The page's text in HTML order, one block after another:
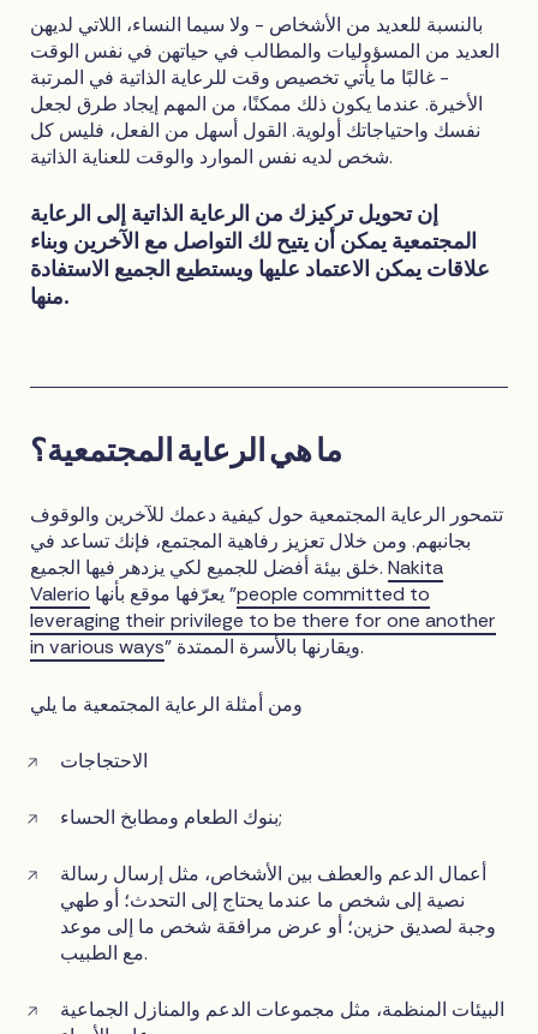
بالنسبة للعديد من الأشخاص - ولا سيما النساء، اللاتي لديهن
العديد من المسؤوليات والمطالب في حياتهن في نفس الوقت
- غالبًا ما يأتي تخصيص وقت للرعاية الذاتية في المرتبة
الأخيرة. عندما يكون ذلك ممكنًا، من المهم إيجاد طرق لجعل
نفسك واحتياجاتك أولوية. القول أسهل من الفعل، فليس كل
شخص لديه نفس الموارد والوقت للعناية الذاتية.
إن تحويل تركيزك من الرعاية الذاتية إلى الرعاية
المجتمعية يمكن أن يتيح لك التواصل مع الآخرين وبناء
علاقات يمكن الاعتماد عليها ويستطيع الجميع الاستفادة
منها.
ما هي الرعاية المجتمعية؟
تتمحور الرعاية المجتمعية حول كيفية دعمك للآخرين والوقوف
بجانبهم. ومن خلال تعزيز رفاهية المجتمع، فإنك تساعد في
خلق بيئة أفضل للجميع لكي يزدهر فيها الجميع.Nakita
Valerio
يعرّفها موقع بأنها "people committed to
leveraging their privilege to be there for one another
in various ways
" ويقارنها بالأسرة الممتدة.
ومن أمثلة الرعاية المجتمعية ما يلي
الاحتجاجات
بنوك الطعام ومطابخ الحساء;
أعمال الدعم والعطف بين الأشخاص، مثل إرسال رسالة
نصية إلى شخص ما عندما يحتاج إلى التحدث؛ أو طهي
وجبة لصديق حزين؛ أو عرض مرافقة شخص ما إلى موعد
مع الطبيب.
البيئات المنظمة، مثل مجموعات الدعم والمنازل الجماعية